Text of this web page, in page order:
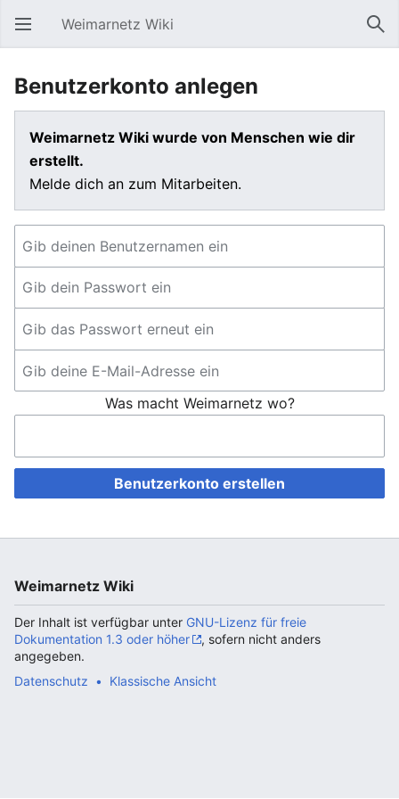
Hauptmenü öffnen Weimarnetz Wiki
Benutzerkonto anlegen
Weimarnetz Wiki wurde von Menschen wie dir
erstellt.
Melde dich an zum Mitarbeiten.
Was macht Weimarnetz wo?
Benutzerkonto erstellen
Weimarnetz Wiki
Der Inhalt ist verfügbar unter GNU-Lizenz für freie
Dokumentation 1.3 oder höher
, sofern nicht anders
angegeben.
Datenschutz
Klassische Ansicht